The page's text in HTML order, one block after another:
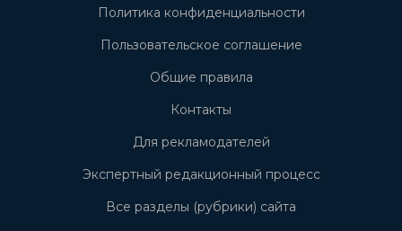
Политика конфиденциальности
Пользовательское соглашение
Общие правила
Контакты
Для рекламодателей
Экспертный редакционный процесс
Все разделы (рубрики) сайта